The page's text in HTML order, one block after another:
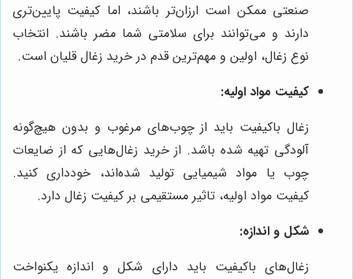
صنعتی ممکن است ارزان‌تر باشند، اما کیفیت پایین‌تری
دارند و می‌توانند برای سلامتی شما مضر باشند. انتخاب
نوع زغال، اولین و مهم‌ترین قدم در خرید زغال قلیان است.
کیفیت مواد اولیه:
زغال باکیفیت باید از چوب‌های مرغوب و بدون هیچ‌گونه
آلودگی تهیه شده باشد. از خرید زغال‌هایی که از ضایعات
چوب یا مواد شیمیایی تولید شده‌اند، خودداری کنید.
کیفیت مواد اولیه، تاثیر مستقیمی بر کیفیت زغال دارد.
شکل و اندازه:
زغال‌های باکیفیت باید دارای شکل و اندازه یکنواخت